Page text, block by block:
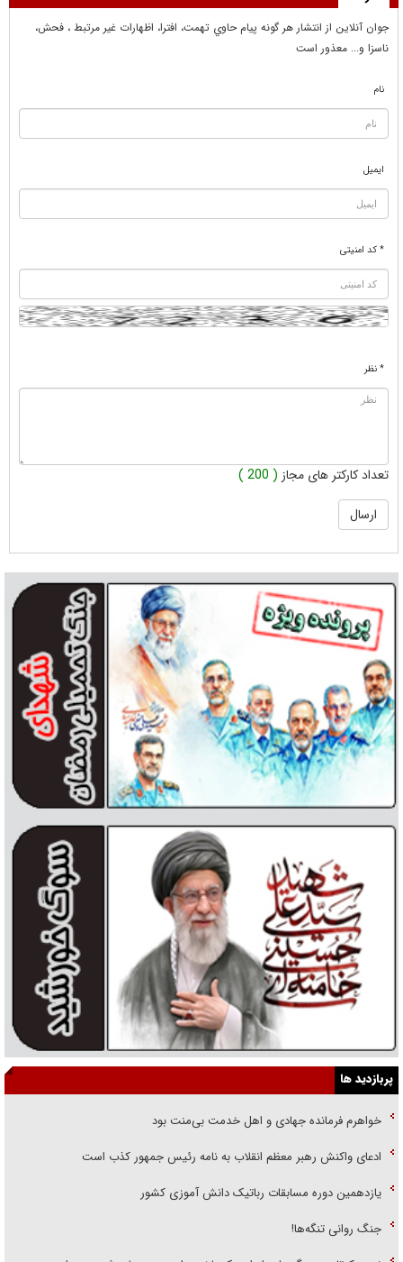
جوان آنلاين از انتشار هر گونه پيام حاوي تهمت، افترا، اظهارات غير مرتبط ، فحش،
ناسزا و... معذور است
نام
ایمیل
* کد امنیتی
* نظر
تعداد کارکتر های مجاز ( 200 )
پربازدید ها
خواهرم فرمانده جهادی و اهل خدمت بی‌منت بود
ادعای واکنش رهبر معظم انقلاب به نامه رئیس جمهور کذب است
یازدهمین دوره مسابقات رباتیک دانش آموزی کشور
جنگ روانی تنگه‌ها!